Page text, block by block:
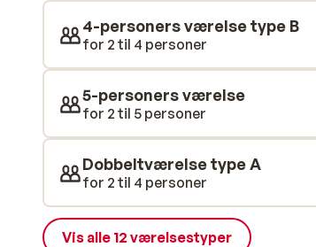
4-personers værelse type B
for 2 til 4 personer
5-personers værelse
for 2 til 5 personer
Dobbeltværelse type A
for 2 til 4 personer
Vis alle 12 værelsestyper